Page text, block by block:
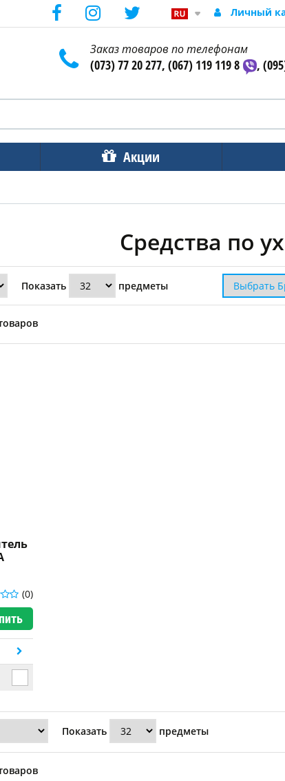
Личный
Заказ товаров по телефонам
(073) 77 20 277, (067) 119 119 8 ,
Акции
Средства по
Показать предметы
(0)
Показать предметы